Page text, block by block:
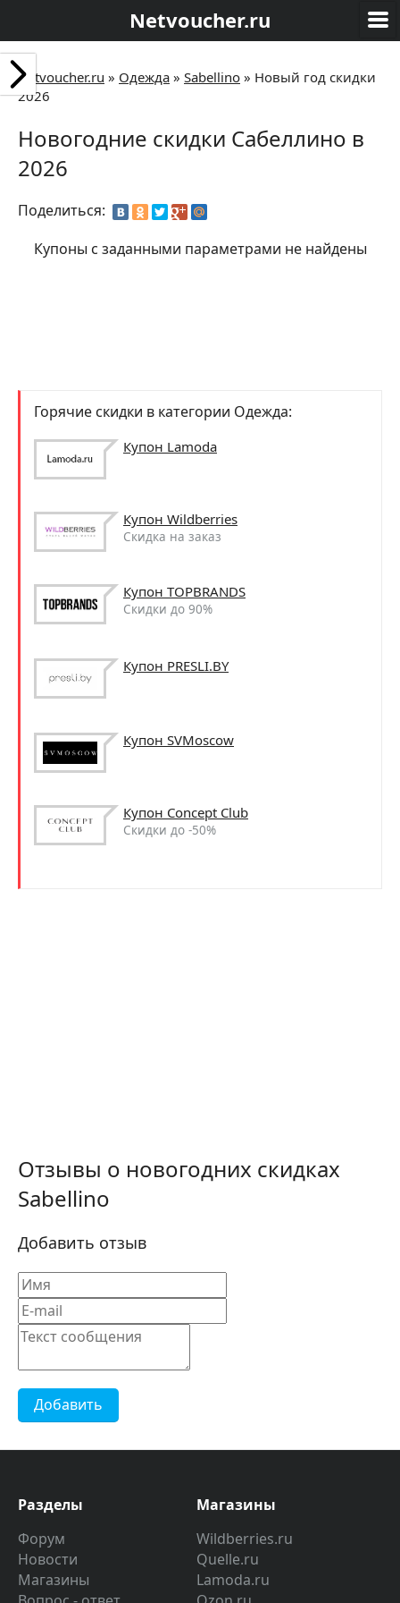
Netvoucher.ru
Netvoucher.ru » Одежда » Sabellino » Новый год скидки
2026
Новогодние скидки Сабеллино в
2026
Поделиться:
Купоны с заданными параметрами не найдены
Горячие скидки в категории Одежда:
Купон Lamoda
Купон Wildberries
Скидка на заказ
Купон TOPBRANDS
Скидки до 90%
Купон PRESLI.BY
Купон SVMoscow
Купон Concept Club
Скидки до -50%
Отзывы о новогодних скидках
Sabellino
Добавить отзыв
Добавить
Разделы
Форум
Новости
Магазины
Магазины
Wildberries.ru
Quelle.ru
Lamoda.ru